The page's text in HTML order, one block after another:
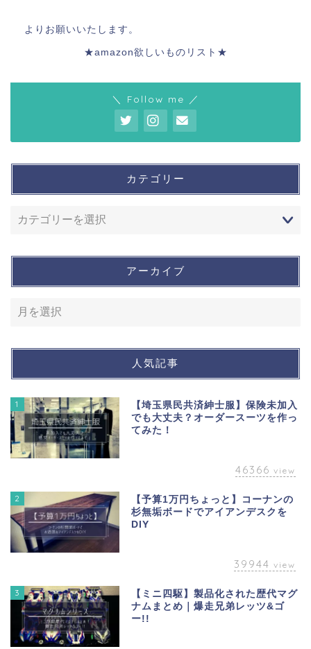
よりお願いいたします。
★amazon欲しいものリスト★
＼ Follow me ／
カテゴリー
アーカイブ
人気記事
1
【埼玉県民共済紳士服】保険未加入
でも大丈夫？オーダースーツを作っ
てみた！
46366 view
2
【予算1万円ちょっと】コーナンの
杉無垢ボードでアイアンデスクを
DIY
39944 view
3
【ミニ四駆】製品化された歴代マグ
ナムまとめ｜爆走兄弟レッツ&ゴ
ー!!